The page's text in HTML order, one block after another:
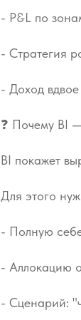
- P&L по
- Стратегия
- Доход
❓ Почему BI
BI покажет
Для этого
- Полную
- Аллокацию
- Сценарий: